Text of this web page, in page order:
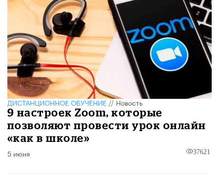
ДИСТАНЦИОННОЕ ОБУЧЕНИЕ//Новость
9 настроек Zoom, которые
позволяют провести урок онлайн
«как в школе»
5 июня 37621